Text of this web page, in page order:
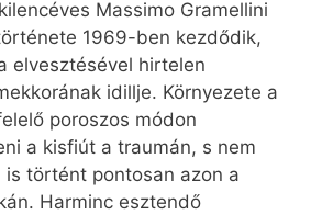
Mas­si­mo Gramellini
1969-ben kezdődik,
elvesztésével hirtelen
idillje. Környezete a
poroszos módon
a kisfiút a traumán, s nem
történt pontosan azon a
Harminc esztendő